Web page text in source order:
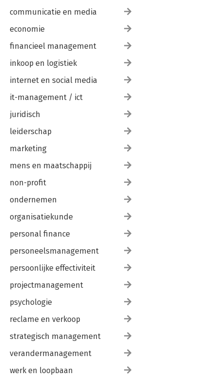
communicatie en media
economie
financieel management
inkoop en logistiek
internet en social media
it-management / ict
juridisch
leiderschap
marketing
mens en maatschappij
non-profit
ondernemen
organisatiekunde
personal finance
personeelsmanagement
persoonlijke effectiviteit
projectmanagement
psychologie
reclame en verkoop
strategisch management
verandermanagement
werk en loopbaan